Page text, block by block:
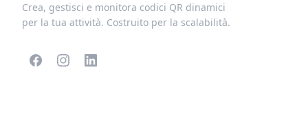
Crea, gestisci e monitora codici QR dinamici
per la tua attività. Costruito per la scalabilità.